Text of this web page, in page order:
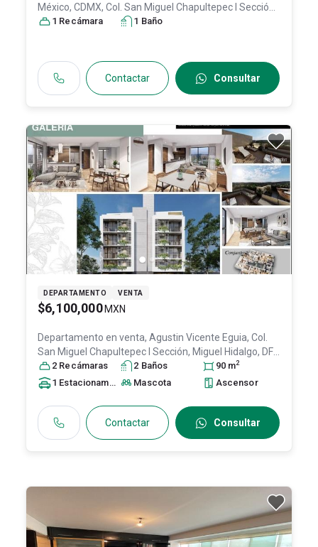
México, CDMX, Col. San Miguel Chapultepec I Sección,
Miguel Hidalgo , DF / CDMX, México
1 Recámara 1 Baño
Contactar Consultar
DEPARTAMENTO VENTA
$6,100,000 MXN
Departamento en venta, Agustin Vicente Eguia, Col.
San Miguel Chapultepec I Sección, Miguel Hidalgo, DF /
CDMX, México, C.P. 11850, ID: 31512262
2 Recámaras 2 Baños 90 m2
1 Estacionamiento Mascota Ascensor
Contactar Consultar